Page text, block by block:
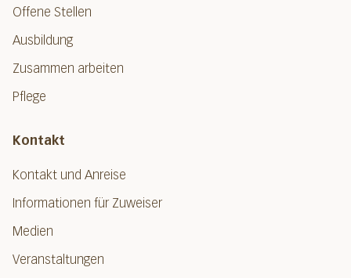
Offene Stellen
Ausbildung
Zusammen arbeiten
Pflege
Kontakt
Kontakt und Anreise
Informationen für Zuweiser
Medien
Veranstaltungen